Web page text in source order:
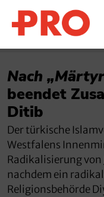
Nach
beendet
Ditib
Der türkische
Westfalens
Radikalisierung von
nachdem ein
Religionsbehörde